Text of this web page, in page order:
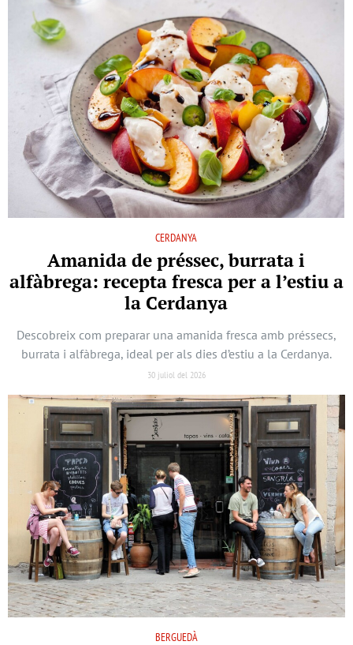
CERDANYA
Amanida de préssec, burrata i
alfàbrega: recepta fresca per a l’estiu a
la Cerdanya
Descobreix com preparar una amanida fresca amb préssecs,
burrata i alfàbrega, ideal per als dies d’estiu a la Cerdanya.
30 juliol del 2026
BERGUEDÀ